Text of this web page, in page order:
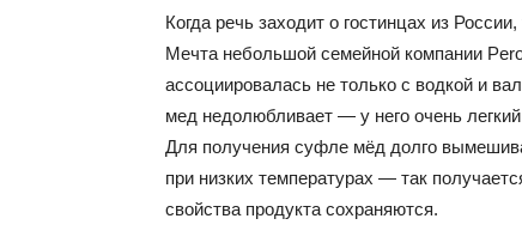
Когда речь заходит о гостинцах из
Мечта небольшой семейной компании
ассоциировалась не только с водкой и
мед недолюбливает — у него очень
Для получения суфле мёд долго
при низких температурах — так
свойства продукта сохраняются.